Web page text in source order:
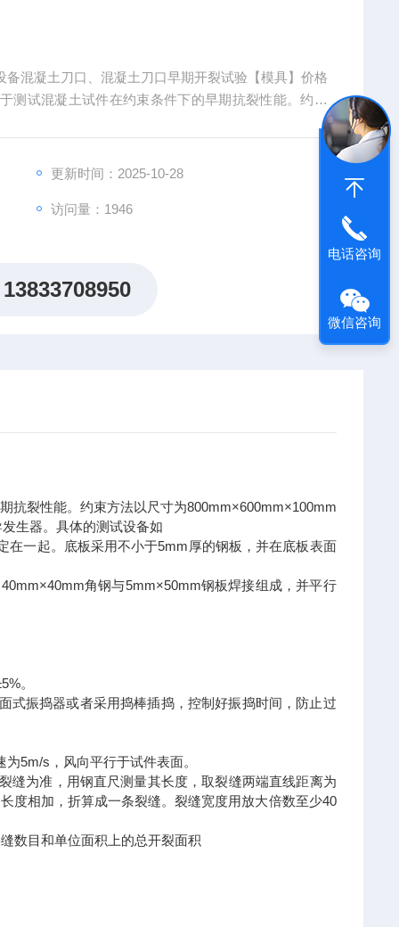
混凝土刀口、混凝土刀口早期开裂试验【模具】价格
测试混凝土试件在约束条件下的早期抗裂性能。约束
板型试件为标准试件，混凝土试件的表面积为0.48m
成，模具四边与底板
更新时间：2025-10-28
访问量：1946
13833708950
抗裂性能。约束方法以尺寸为800mm×600mm×100mm
生器。具体的测试设备如
在一起。底板采用不小于5mm厚的钢板，并在底板表面
角钢与5mm×50mm钢板焊接组成，并平行
。
式振捣器或者采用捣棒插捣，控制好振捣时间，防止过
5m/s，风向平行于试件表面。
缝为准，用钢直尺测量其长度，取裂缝两端直线距离为
度相加，折算成一条裂缝。裂缝宽度用放大倍数至少40
数目和单位面积上的总开裂面积
电话咨询
微信咨询